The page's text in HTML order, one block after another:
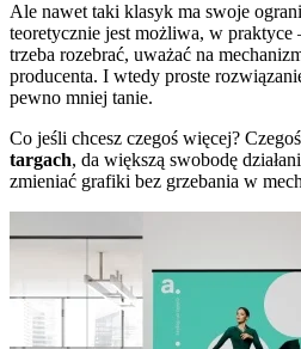
Ale nawet taki klasyk ma swoje
teoretycznie jest możliwa, w praktyce
trzeba rozebrać, uważać na
producenta. I wtedy proste
pewno mniej tanie.
Co jeśli chcesz czegoś więcej?
targach, da większą swobodę
zmieniać grafiki bez grzebania w